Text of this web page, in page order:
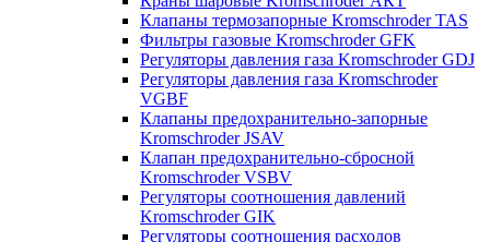
Клапаны термозапорные Kromschroder TAS
Фильтры газовые Kromschroder GFK
Регуляторы давления газа Kromschroder GDJ
Регуляторы давления газа Kromschroder
VGBF
Клапаны предохранительно-запорные
Kromschroder JSAV
Клапан предохранительно-сбросной
Kromschroder VSBV
Регуляторы соотношения давлений
Kromschroder GIK
Регуляторы соотношения расходов